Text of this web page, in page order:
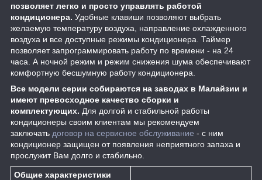
позволяет легко и просто управлять работой
кондиционера. Удобные клавиши позволяют выбрать
желаемую температуру воздуха, направление охлажденного
воздуха и все доступные режимы кондиционера. Таймер
позволяет запрограммировать работу по времени - на 24
часа. А ночной режим и режим снижения шума обеспечивают
комфортную бесшумную работу кондиционера.
Все модели серии собираются на заводах в Малайзии и
имеют превосходное качество сборки и
комплектующих. Для долгой и стабильной работы
кондиционеры своим клиентам мы рекомендуем
заключать договор на сервисное обслуживание - с ним
кондиционер защищен от появления неприятного запаха и
прослужит Вам долго и стабильно.
Общие характеристики